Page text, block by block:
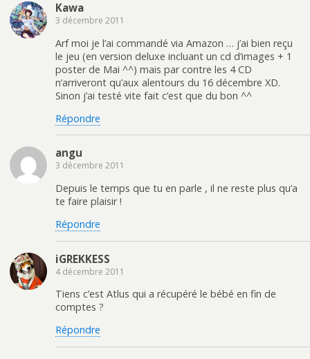
Kawa
3 décembre 2011
Arf moi je l’ai commandé via Amazon … j’ai bien reçu
le jeu (en version deluxe incluant un cd d’images + 1
poster de Mai ^^) mais par contre les 4 CD
n’arriveront qu’aux alentours du 16 décembre XD.
Sinon j’ai testé vite fait c’est que du bon ^^
Répondre
angu
3 décembre 2011
Depuis le temps que tu en parle , il ne reste plus qu’a
te faire plaisir !
Répondre
iGREKKESS
4 décembre 2011
Tiens c’est Atlus qui a récupéré le bébé en fin de
comptes ?
Répondre